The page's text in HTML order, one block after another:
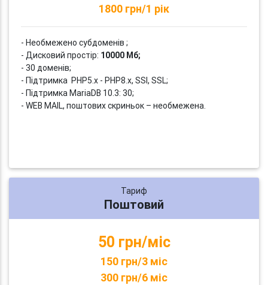
1800 грн/1 рік
- Необмежено субдоменів ;
- Дисковий простір: 10000 Мб;
- 30 доменів;
- Підтримка PHP5.x - PHP8.x, SSI, SSL;
- Підтримка MariaDB 10.3: 30;
- WEB MAIL, поштових скриньок – необмежена.
Тариф
Поштовий
50 грн/міс
150 грн/3 міс
300 грн/6 міс